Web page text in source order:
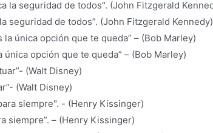
seguridad de todos”. (John Fitzgerald Kennedy)
opción que te queda” – (Bob Marley)
(Walt Disney)
siempre”. – (Henry Kissinger)